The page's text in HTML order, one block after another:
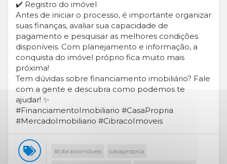
✔️ Registro do imóvel
Antes de iniciar o processo, é importante organizar
suas finanças, avaliar sua capacidade de
pagamento e pesquisar as melhores condições
disponíveis. Com planejamento e informação, a
conquista do imóvel próprio fica muito mais
próxima!
Tem dúvidas sobre financiamento imobiliário? Fale
com a gente e descubra como podemos te
ajudar! ✨
#FinanciamentoImobiliario #CasaPropria
#MercadoImobiliario #CibracoImoveis
#cibracoimoveis casapropria